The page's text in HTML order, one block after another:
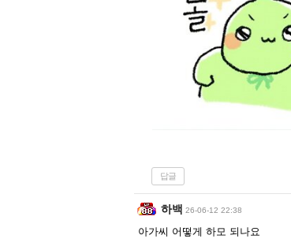
답글
하백 26-06-12 22:38
아가씨 어떻게 하모 되나요